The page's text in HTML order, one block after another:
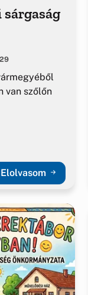
van szőlőn
Elolvasom